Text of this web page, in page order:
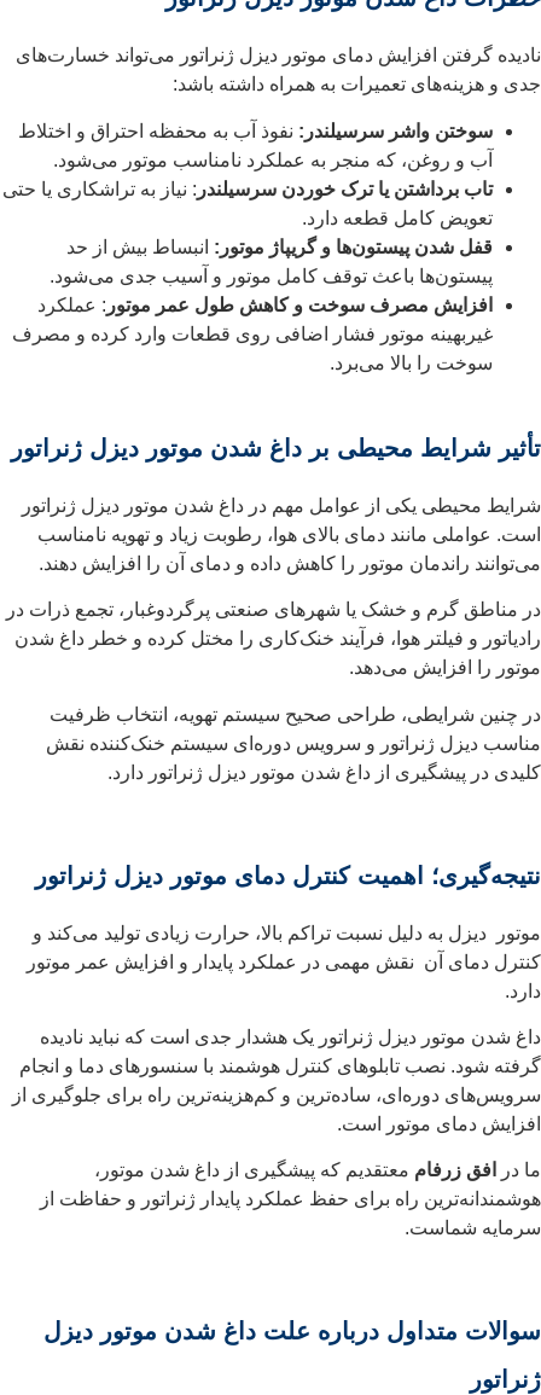
نادیده گرفتن افزایش دمای موتور دیزل ژنراتور می‌تواند خسارت‌های
جدی و هزینه‌های تعمیرات به همراه داشته باشد:
سوختن واشر سرسیلندر: نفوذ آب به محفظه احتراق و اختلاط
آب و روغن، که منجر به عملکرد نامناسب موتور می‌شود.
تاب برداشتن یا ترک خوردن سرسیلندر : نیاز به تراشکاری یا حتی
تعویض کامل قطعه دارد.
قفل شدن پیستون‌ها و گریپاژ موتور: انبساط بیش از حد
پیستون‌ها باعث توقف کامل موتور و آسیب جدی می‌شود.
افزایش مصرف سوخت و کاهش طول عمر موتور : عملکرد
غیربهینه موتور فشار اضافی روی قطعات وارد کرده و مصرف
سوخت را بالا می‌برد.
تأثیر شرایط محیطی بر داغ شدن موتور دیزل ژنراتور
شرایط محیطی یکی از عوامل مهم در داغ شدن موتور دیزل ژنراتور
است. عواملی مانند دمای بالای هوا، رطوبت زیاد و تهویه نامناسب
می‌توانند راندمان موتور را کاهش داده و دمای آن را افزایش دهند.
در مناطق گرم و خشک یا شهرهای صنعتی پرگردوغبار، تجمع ذرات در
رادیاتور و فیلتر هوا، فرآیند خنک‌کاری را مختل کرده و خطر داغ شدن
موتور را افزایش می‌دهد.
در چنین شرایطی، طراحی صحیح سیستم تهویه، انتخاب ظرفیت
مناسب دیزل ژنراتور و سرویس دوره‌ای سیستم خنک‌کننده نقش
کلیدی در پیشگیری از داغ شدن موتور دیزل ژنراتور دارد.
نتیجه‌گیری؛ اهمیت کنترل دمای موتور دیزل ژنراتور
موتور دیزل به دلیل نسبت تراکم بالا، حرارت زیادی تولید می‌کند و
کنترل دمای آن‌ نقش مهمی در عملکرد پایدار و افزایش عمر موتور
دارد.
داغ شدن موتور دیزل ژنراتور یک هشدار جدی است که نباید نادیده
گرفته شود. نصب تابلوهای کنترل هوشمند با سنسورهای دما و انجام
سرویس‌های دوره‌ای، ساده‌ترین و کم‌هزینه‌ترین راه برای جلوگیری از
افزایش دمای موتور است.
ما در افق زرفام معتقدیم که پیشگیری از داغ شدن موتور،
هوشمندانه‌ترین راه برای حفظ عملکرد پایدار ژنراتور و حفاظت از
سرمایه شماست.
سوالات متداول درباره علت داغ شدن موتور دیزل
ژنراتور